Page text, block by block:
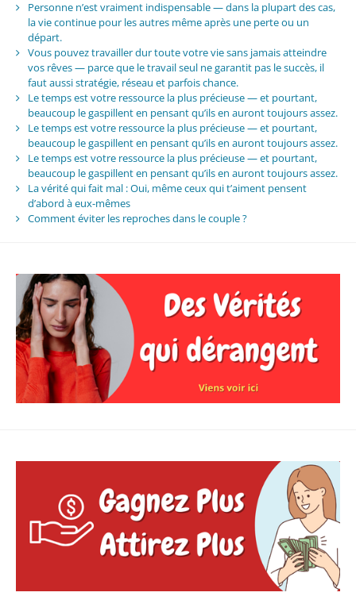
Personne n’est vraiment indispensable — dans la plupart des cas,
la vie continue pour les autres même après une perte ou un
départ.
Vous pouvez travailler dur toute votre vie sans jamais atteindre
vos rêves — parce que le travail seul ne garantit pas le succès, il
faut aussi stratégie, réseau et parfois chance.
Le temps est votre ressource la plus précieuse — et pourtant,
beaucoup le gaspillent en pensant qu’ils en auront toujours assez.
Le temps est votre ressource la plus précieuse — et pourtant,
beaucoup le gaspillent en pensant qu’ils en auront toujours assez.
Le temps est votre ressource la plus précieuse — et pourtant,
beaucoup le gaspillent en pensant qu’ils en auront toujours assez.
La vérité qui fait mal : Oui, même ceux qui t’aiment pensent
d’abord à eux-mêmes
Comment éviter les reproches dans le couple ?